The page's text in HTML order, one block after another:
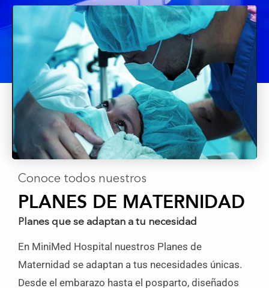
Conoce todos nuestros
PLANES DE MATERNIDAD
Planes que se adaptan a tu necesidad
En MiniMed Hospital nuestros Planes de
Maternidad se adaptan a tus necesidades únicas.
Desde el embarazo hasta el posparto, diseñados